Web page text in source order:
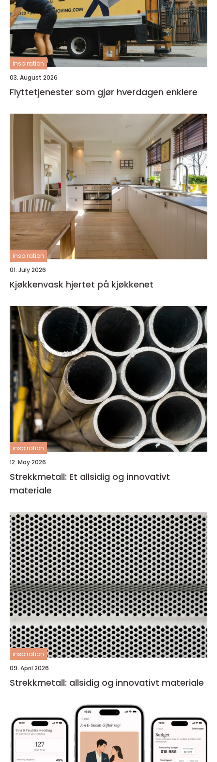
inspiration
03. August 2026
Flyttetjenester som gjør hverdagen enklere
inspiration
01. July 2026
Kjøkkenvask hjertet på kjøkkenet
inspiration
12. May 2026
Strekkmetall: Et allsidig og innovativt
materiale
inspiration
09. April 2026
Strekkmetall: allsidig og innovativt materiale